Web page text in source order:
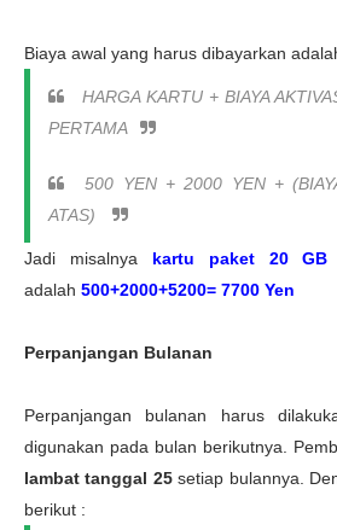
Biaya awal yang harus dibayarkan
HARGA KARTU + BIAYA
PERTAMA
500 YEN + 2000 YEN +
ATAS)
Jadi misalnya kartu paket 20 GB
adalah 500+2000+5200= 7700 Yen
Perpanjangan Bulanan
Perpanjangan bulanan harus
digunakan pada bulan berikutnya.
lambat tanggal 25setiap bulannya.
berikut :